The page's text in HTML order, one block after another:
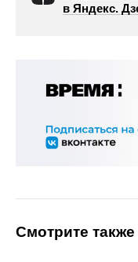
в Яндекс.
Смотрите также